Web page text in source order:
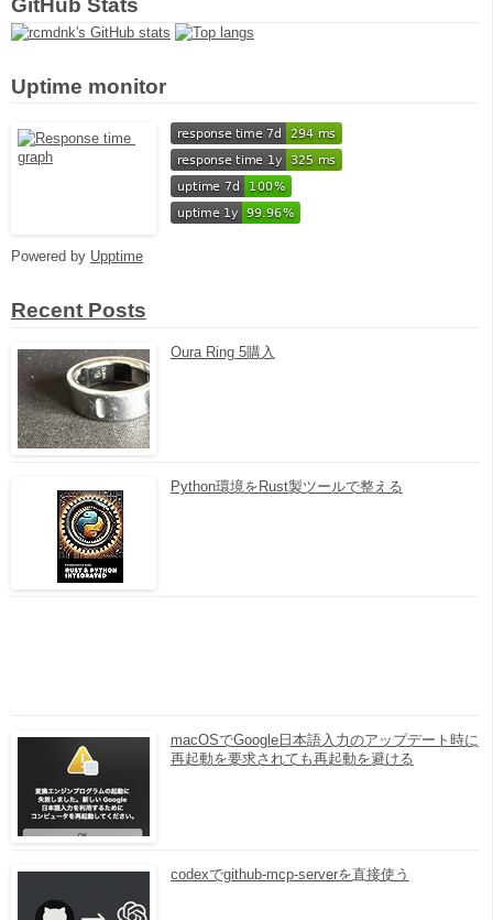
GitHub Stats
Uptime monitor
Powered by Upptime
Recent Posts
Oura Ring 5購入
Python環境をRust製ツールで整える
macOSでGoogle日本語入力のアップデート時に
再起動を要求されても再起動を避ける
codexでgithub-mcp-serverを直接使う